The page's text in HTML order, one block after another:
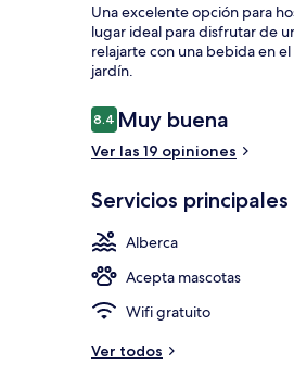
Una excelente opción para
lugar ideal para disfrutar de
relajarte con una bebida en
jardín.
Opiniones
8.48.4 de 10,
Muy buena
Ver las 19 opiniones
Servicios principales
Alberca
Acepta mascotas
Wifi gratuito
Ver todos